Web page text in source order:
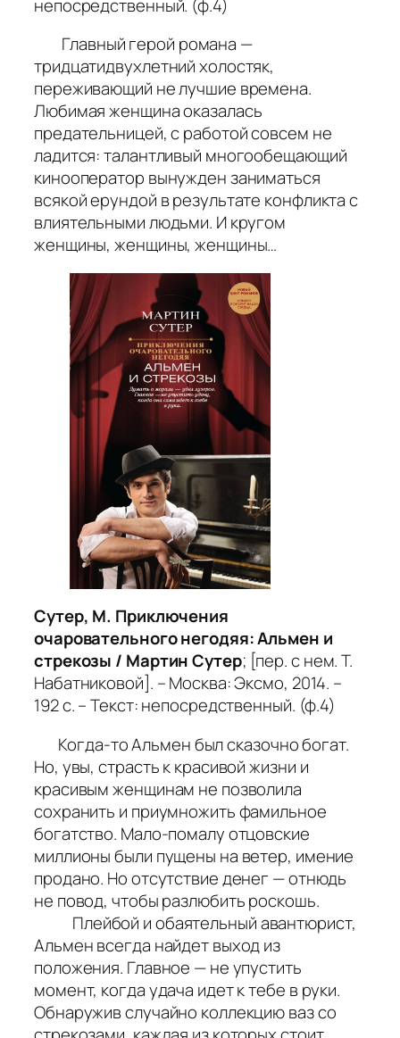
непосредственный. (ф.4)
Главный герой романа —
тридцатидвухлетний холостяк,
переживающий не лучшие времена.
Любимая женщина оказалась
предательницей, с работой совсем не
ладится: талантливый многообещающий
кинооператор вынужден заниматься
всякой ерундой в результате конфликта с
влиятельными людьми. И кругом
женщины, женщины, женщины…
Сутер, М. Приключения
очаровательного негодяя: Альмен и
стрекозы / Мартин Сутер; [пер. с нем. Т.
Набатниковой]. – Москва: Эксмо, 2014. –
192 с. – Текст: непосредственный. (ф.4)
Когда-то Альмен был сказочно богат.
Но, увы, страсть к красивой жизни и
красивым женщинам не позволила
сохранить и приумножить фамильное
богатство. Мало-помалу отцовские
миллионы были пущены на ветер, имение
продано. Но отсутствие денег — отнюдь
не повод, чтобы разлюбить роскошь.
Плейбой и обаятельный авантюрист,
Альмен всегда найдет выход из
положения. Главное — не упустить
момент, когда удача идет к тебе в руки.
Обнаружив случайно коллекцию ваз со